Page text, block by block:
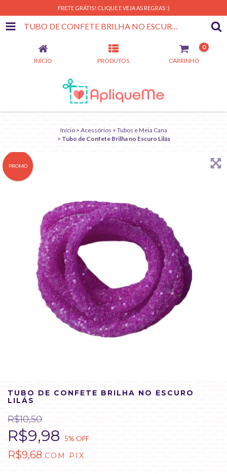
FRETE GRÁTIS! CLIQUE E VEJA AS REGRAS :)
TUBO DE CONFETE BRILHA NO ESCURO LILÁS
INÍCIO PRODUTOS CARRINHO
0
Início > Acessórios > Tubos e Meia Cana
> Tubo de Confete Brilha no Escuro Lilás
PROMO
TUBO DE CONFETE BRILHA NO ESCURO
LILÁS
R$10,50
R$9,98 5% OFF
R$9,68 COM PIX